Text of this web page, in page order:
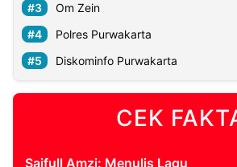
Om Zein
Polres Purwakarta
Diskominfo Purwakarta
CEK
Saifull Amzi: Menulis Lagu